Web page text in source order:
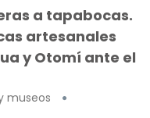
a tapabocas.
artesanales
y Otomí ante el
museos